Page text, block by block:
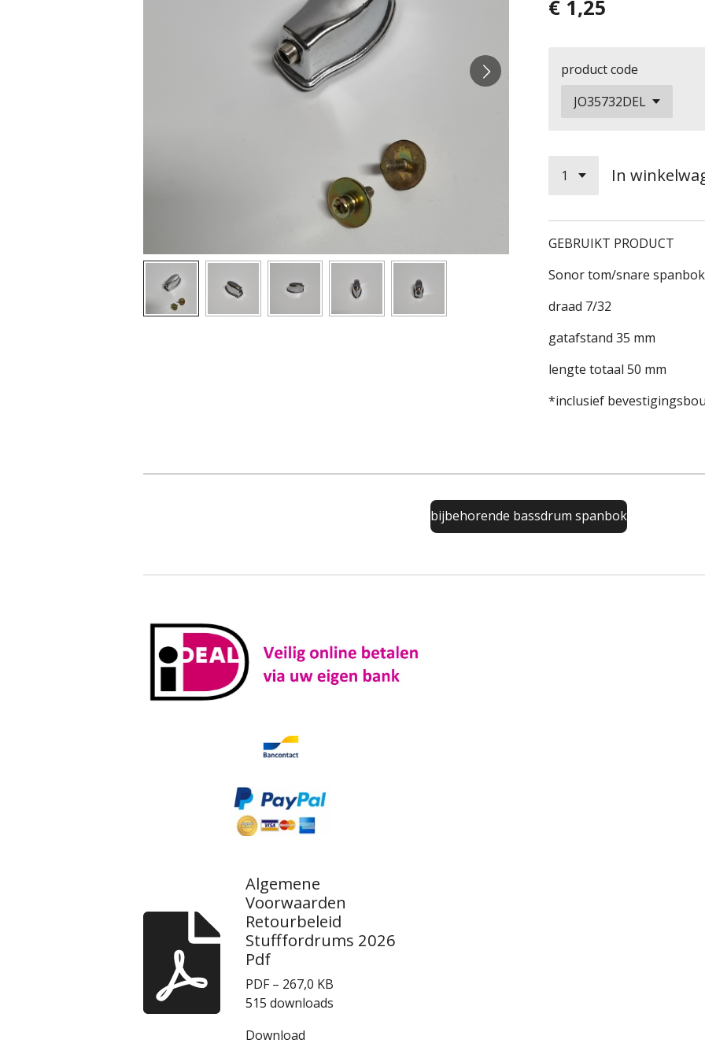
€ 1,25
product code
In
GEBRUIKT PRODUCT
Sonor tom/snare spanbok
draad 7/32
gatafstand 35 mm
lengte totaal 50 mm
*inclusief
bijbehorende bassdrum spanbok
Algemene
Voorwaarden
Retourbeleid
Stufffordrums 2026
Pdf
PDF – 267,0 KB
515 downloads
Download